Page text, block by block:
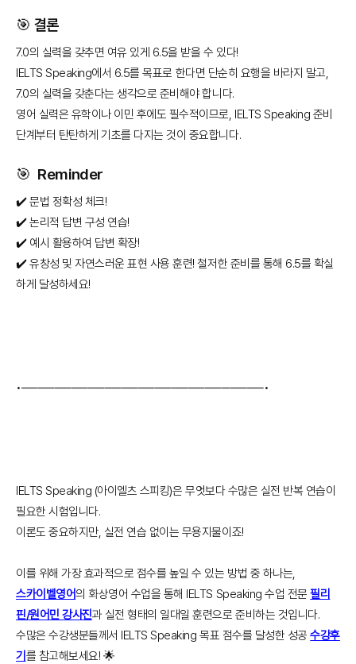
🎯 결론
7.0의 실력을 갖추면 여유 있게 6.5을 받을 수 있다!
IELTS Speaking에서 6.5를 목표로 한다면 단순히 요행을 바라지 말고,
7.0의 실력을 갖춘다는 생각으로 준비해야 합니다.
영어 실력은 유학이나 이민 후에도 필수적이므로, IELTS Speaking 준비
단계부터 탄탄하게 기초를 다지는 것이 중요합니다.
🎯 Reminder
✔️ 문법 정확성 체크!
✔️ 논리적 답변 구성 연습!
✔️ 예시 활용하여 답변 확장!
✔️ 유창성 및 자연스러운 표현 사용 훈련! 철저한 준비를 통해 6.5를 확실
하게 달성하세요!
•─────────────────────────────•
IELTS Speaking (아이엘츠 스피킹)은 무엇보다 수많은 실전 반복 연습이
필요한 시험입니다.
이론도 중요하지만, 실전 연습 없이는 무용지물이죠!
이를 위해 가장 효과적으로 점수를 높일 수 있는 방법 중 하나는,
스카이 벨영어의 화상영어 수업을 통해 IELTS Speaking 수업 전문필리
핀/원어민 강사진과 실전 형태의 일대일 훈련으로 준비하는 것입니다.
수많은 수강생분들께서 IELTS Speaking 목표 점수를 달성한 성공수강후
기 를 참고해보세요! 🌟